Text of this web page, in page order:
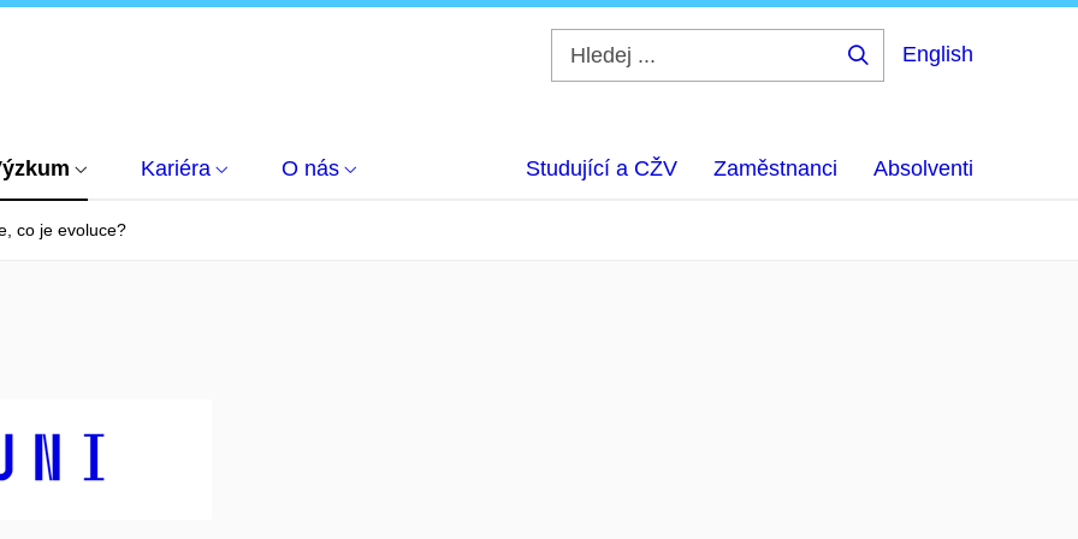
English
Kariéra O nás Studující a CŽV Zaměstnanci Absolventi
co je evoluce?